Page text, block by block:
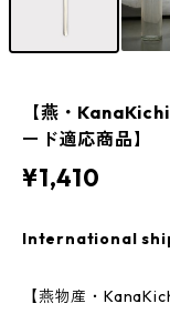
【燕・
ード適応商品】
¥1,410
International
【燕物産・